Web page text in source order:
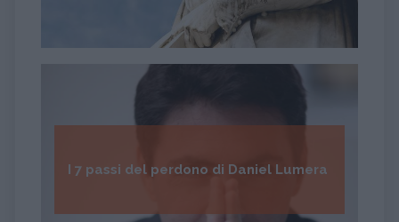
I 7 passi del perdono di Daniel Lumera